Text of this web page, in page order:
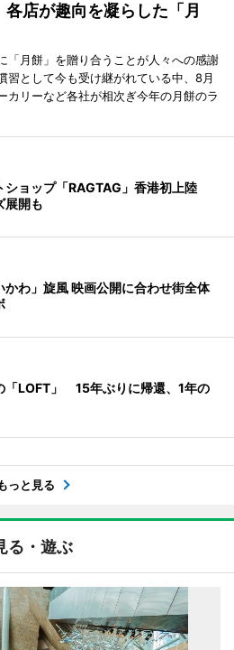
店が趣向を凝らした「月
「月餅」を贈り合うことが人々への感謝
習として今も受け継がれている中、8月
カリーなど各社が相次ぎ今年の月餅のラ
ショップ「RAGTAG」香港初上陸
展開も
かわ」旋風 映画公開に合わせ街全体
「LOFT」 15年ぶりに帰還、1年の
っと見る
る・遊ぶ